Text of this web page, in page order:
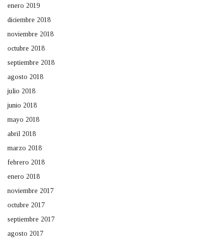
enero 2019
diciembre 2018
noviembre 2018
octubre 2018
septiembre 2018
agosto 2018
julio 2018
junio 2018
mayo 2018
abril 2018
marzo 2018
febrero 2018
enero 2018
noviembre 2017
octubre 2017
septiembre 2017
agosto 2017